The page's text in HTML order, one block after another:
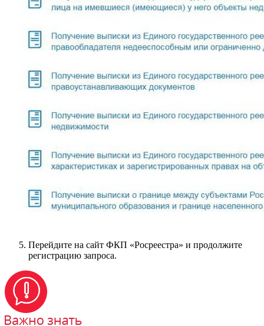
Перейдите на сайт ФКП «Росреестра» и продолжите
регистрацию запроса.